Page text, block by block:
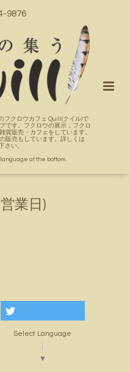
9876
フクロウカフェ Quill(クイル)で
です。フクロウの展示，フクロ
貨販売・カフェをしています。
販売もしています。詳しくは
さい。
at the bottom.
業日)
Select Language
▼